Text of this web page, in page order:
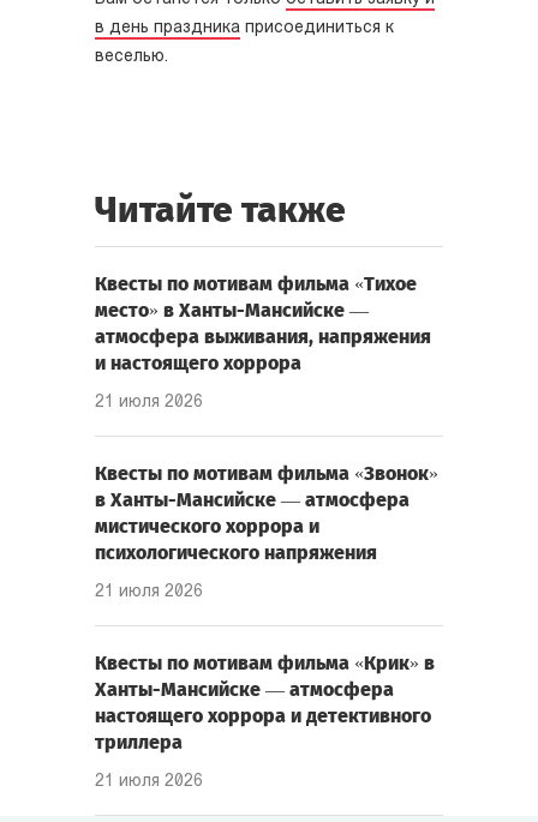
в день праздника присоединиться к
веселью.
Читайте также
Квесты по мотивам фильма «Тихое
место» в Ханты-Мансийске —
атмосфера выживания, напряжения
и настоящего хоррора
21 июля 2026
Квесты по мотивам фильма «Звонок»
в Ханты-Мансийске — атмосфера
мистического хоррора и
психологического напряжения
21 июля 2026
Квесты по мотивам фильма «Крик» в
Ханты-Мансийске — атмосфера
настоящего хоррора и детективного
триллера
21 июля 2026